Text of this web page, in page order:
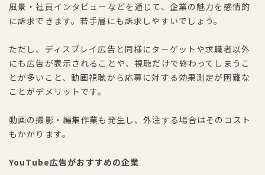
風景・社員インタビューなどを通じて、企業の魅力を感情的
に訴求できます。若手層にも訴求しやすいでしょう。
ただし、ディスプレイ広告と同様にターゲットや求職者以外
にも広告が表示されることや、視聴だけで終わってしまうこ
とが多いこと、動画視聴から応募に対する効果測定が困難な
ことがデメリットです。
動画の撮影・編集作業も発生し、外注する場合はそのコスト
もかかります。
YouTube広告がおすすめの企業